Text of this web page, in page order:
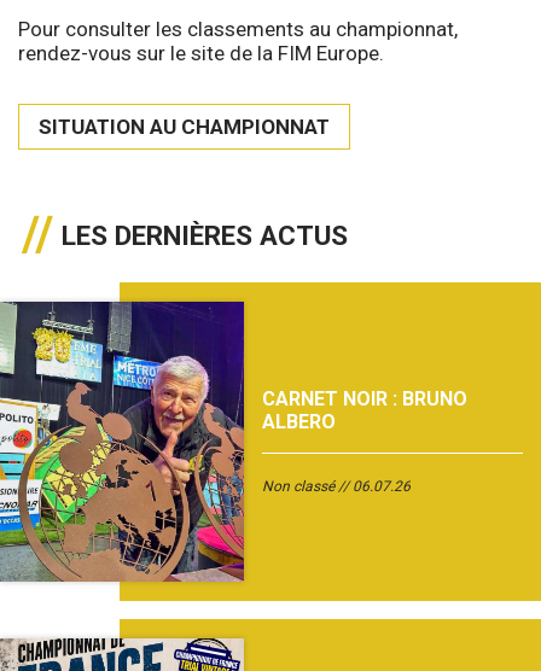
Pour consulter les classements au championnat,
rendez-vous sur le site de la FIM Europe.
SITUATION AU CHAMPIONNAT
LES DERNIÈRES ACTUS
CARNET NOIR : BRUNO
ALBERO
Non classé 06.07.26